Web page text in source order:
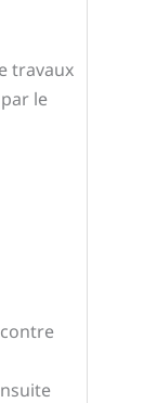
travaux
le